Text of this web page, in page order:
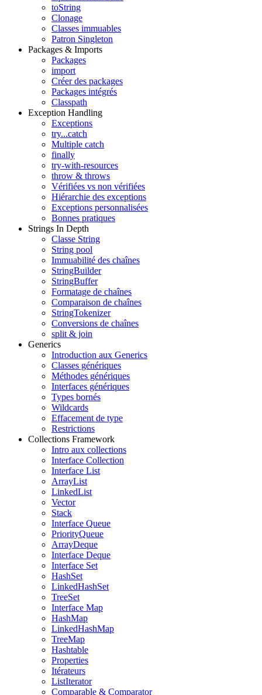
toString
Clonage
Classes immuables
Patron Singleton
Packages & Imports
Packages
import
Créer des packages
Packages intégrés
Classpath
Exception Handling
Exceptions
try...catch
Multiple catch
finally
try-with-resources
throw & throws
Vérifiées vs non vérifiées
Hiérarchie des exceptions
Exceptions personnalisées
Bonnes pratiques
Strings In Depth
Classe String
String pool
Immuabilité des chaînes
StringBuilder
StringBuffer
Formatage de chaînes
Comparaison de chaînes
StringTokenizer
Conversions de chaînes
split & join
Generics
Introduction aux Generics
Classes génériques
Méthodes génériques
Interfaces génériques
Types bornés
Wildcards
Effacement de type
Restrictions
Collections Framework
Intro aux collections
Interface Collection
Interface List
ArrayList
LinkedList
Vector
Stack
Interface Queue
PriorityQueue
ArrayDeque
Interface Deque
Interface Set
HashSet
LinkedHashSet
TreeSet
Interface Map
HashMap
LinkedHashMap
TreeMap
Hashtable
Properties
Itérateurs
ListIterator
Comparable & Comparator